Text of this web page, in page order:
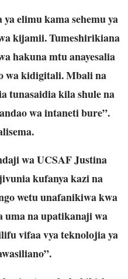
elimu kama sehemu ya
kijamii. Tumeshirikiana
hakuna mtu anayesalia
wa kidigitali. Mbali na
tunasaidia kila shule na
wa intaneti bure”.
wa UCSAF Justina
kufanya kazi na
wetu unafanikiwa kwa
uma na upatikanaji wa
vifaa vya teknolojia ya